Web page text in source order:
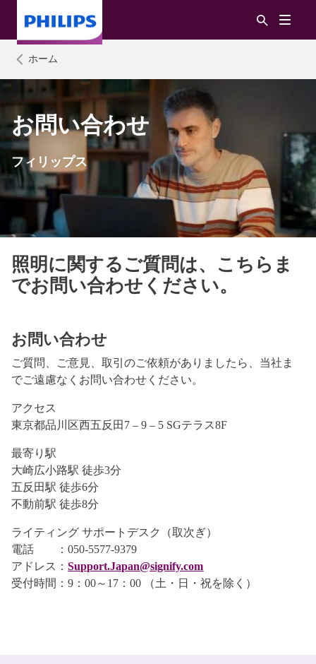
ホーム
お問い合わせ
フィリップス
照明に関するご質問は、こちらま
でお問い合わせください。
お問い合わせ
ご質問、ご意見、取引のご依頼がありましたら、当社ま
でご遠慮なくお問い合わせください。
アクセス
東京都品川区西五反田7 – 9 – 5 SGテラス8F
最寄り駅
大崎広小路駅 徒歩3分
五反田駅 徒歩6分
不動前駅 徒歩8分
ライティング サポートデスク（取次ぎ）
電話 ：050-5577-9379
アドレス：Support.Japan@signify.com
受付時間：9：00～17：00 （土・日・祝を除く）